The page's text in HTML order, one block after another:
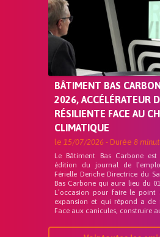
BÂTIMENT BAS
2026, ACCÉLÉRATEUR
RÉSILIENTE FACE AU
CLIMATIQUE
le 15/07/2026 - Durée 8
Le Bâtiment Bas Carbone
édition du journal de
Férielle Deriche Directrice du
Bas Carbone qui aura lieu du
L’occasion pour faire le point
expansion et qui répond a de
Face aux canicules, construire